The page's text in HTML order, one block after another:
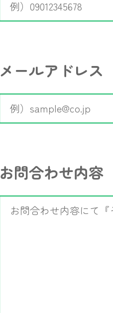
メールアドレス
お問合わせ内容